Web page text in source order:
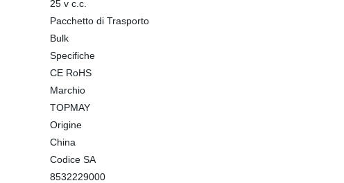
25 v c.c.
Pacchetto di Trasporto
Bulk
Specifiche
CE RoHS
Marchio
TOPMAY
Origine
China
Codice SA
8532229000